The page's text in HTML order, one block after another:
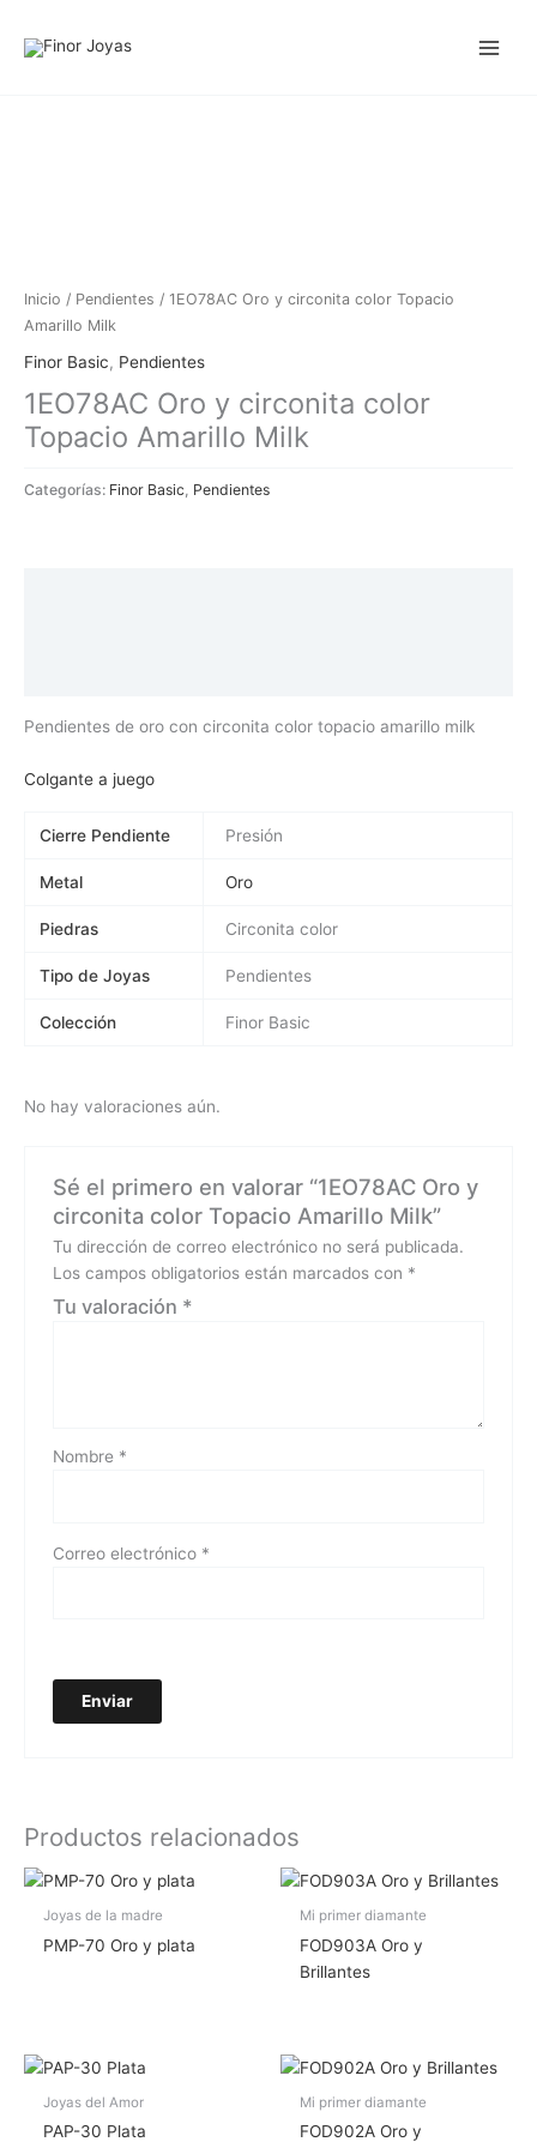
Inicio / Pendientes / 1EO78AC Oro y circonita color Topacio
Amarillo Milk
Finor Basic, Pendientes
1EO78AC Oro y circonita color
Topacio Amarillo Milk
Categorías: Finor Basic Pendientes
Pendientes de oro con circonita color topacio amarillo milk
Colgante a juego
Cierre Pendiente Presión
Metal Oro
Piedras Circonita color
Tipo de Joyas Pendientes
Colección Finor Basic
No hay valoraciones aún.
Sé el primero en valorar “1EO78AC Oro y
circonita color Topacio Amarillo Milk”
Tu dirección de correo electrónico no será publicada.
Los campos obligatorios están marcados con *
Tu valoración *
Nombre *
Correo electrónico *
Productos relacionados
Joyas de la madre
PMP-70 Oro y plata
Mi primer diamante
FOD903A Oro y
Brillantes
Joyas del Amor
PAP-30 Plata
Mi primer diamante
FOD902A Oro y